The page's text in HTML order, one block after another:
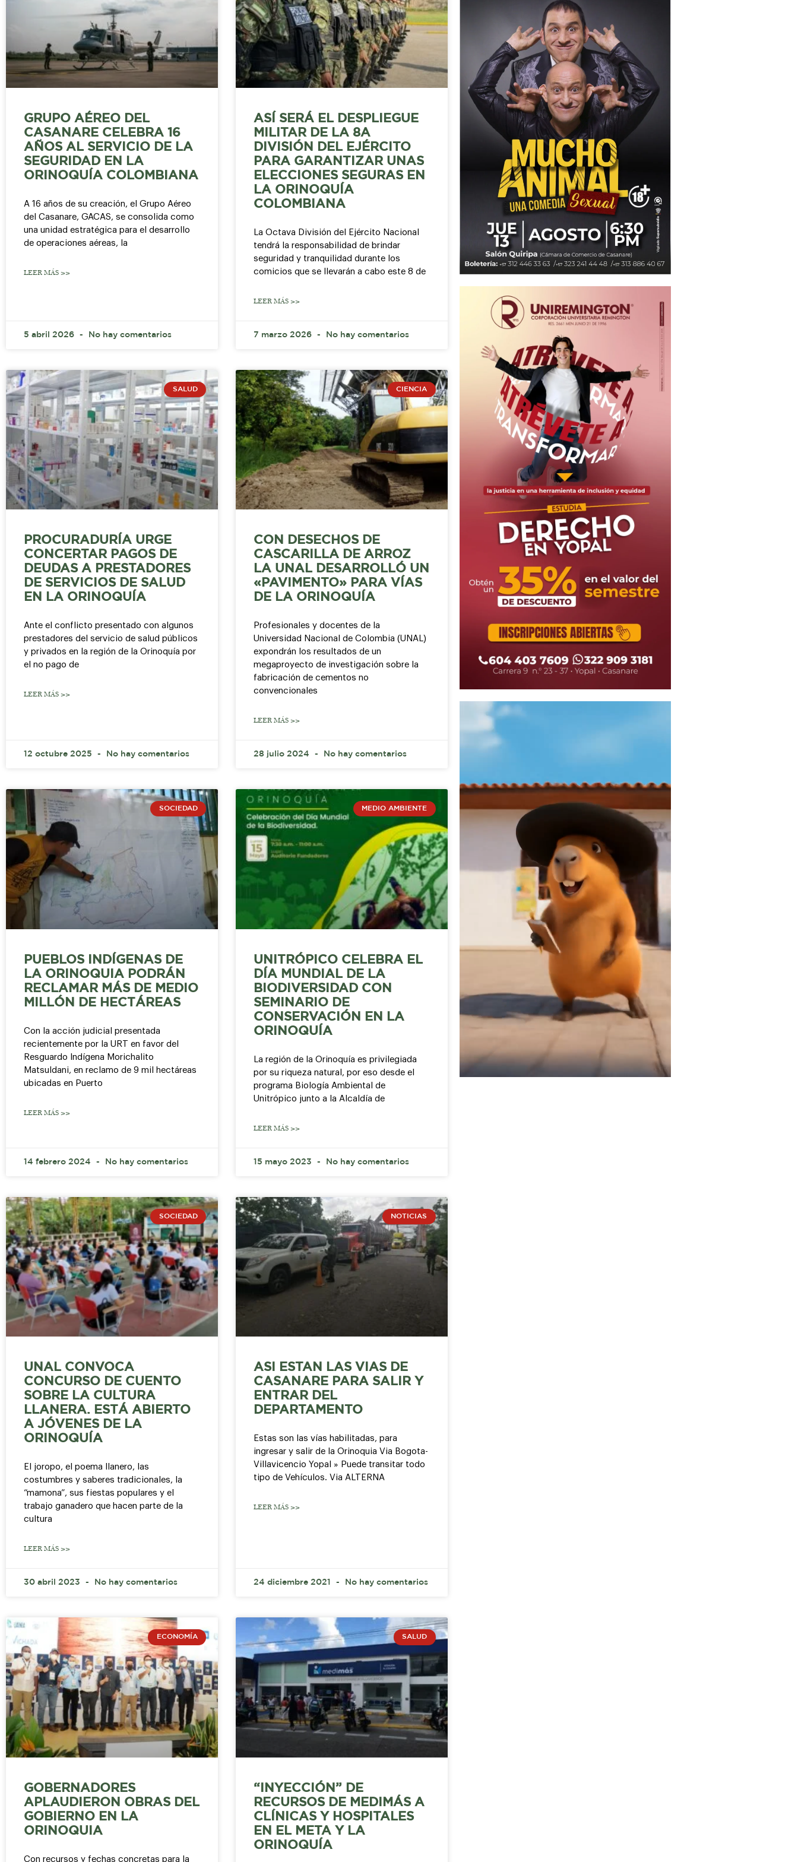
GRUPO AÉREO DEL
CASANARE CELEBRA 16
AÑOS AL SERVICIO DE LA
SEGURIDAD EN LA
ORINOQUÍA COLOMBIANA
A 16 años de su creación, el Grupo Aéreo
del Casanare, GACAS, se consolida como
una unidad estratégica para el desarrollo
de operaciones aéreas, la
LEER MÁS >>
5 abril 2026 No hay comentarios
ASÍ SERÁ EL DESPLIEGUE
MILITAR DE LA 8A
DIVISIÓN DEL EJÉRCITO
PARA GARANTIZAR UNAS
ELECCIONES SEGURAS EN
LA ORINOQUÍA
COLOMBIANA
La Octava División del Ejército Nacional
tendrá la responsabilidad de brindar
seguridad y tranquilidad durante los
comicios que se llevarán a cabo este 8 de
LEER MÁS >>
7 marzo 2026 No hay comentarios
SALUD
PROCURADURÍA URGE
CONCERTAR PAGOS DE
DEUDAS A PRESTADORES
DE SERVICIOS DE SALUD
EN LA ORINOQUÍA
Ante el conflicto presentado con algunos
prestadores del servicio de salud públicos
y privados en la región de la Orinoquía por
el no pago de
LEER MÁS >>
12 octubre 2025 No hay comentarios
CIENCIA
CON DESECHOS DE
CASCARILLA DE ARROZ
LA UNAL DESARROLLÓ UN
«PAVIMENTO» PARA VÍAS
DE LA ORINOQUÍA
Profesionales y docentes de la
Universidad Nacional de Colombia (UNAL)
expondrán los resultados de un
megaproyecto de investigación sobre la
fabricación de cementos no
convencionales
LEER MÁS >>
28 julio 2024 No hay comentarios
SOCIEDAD
PUEBLOS INDÍGENAS DE
LA ORINOQUIA PODRÁN
RECLAMAR MÁS DE MEDIO
MILLÓN DE HECTÁREAS
Con la acción judicial presentada
recientemente por la URT en favor del
Resguardo Indígena Morichalito
Matsuldani, en reclamo de 9 mil hectáreas
ubicadas en Puerto
LEER MÁS >>
14 febrero 2024 No hay comentarios
MEDIO AMBIENTE
UNITRÓPICO CELEBRA EL
DÍA MUNDIAL DE LA
BIODIVERSIDAD CON
SEMINARIO DE
CONSERVACIÓN EN LA
ORINOQUÍA
La región de la Orinoquía es privilegiada
por su riqueza natural, por eso desde el
programa Biología Ambiental de
Unitrópico junto a la Alcaldía de
LEER MÁS >>
15 mayo 2023 No hay comentarios
SOCIEDAD
UNAL CONVOCA
CONCURSO DE CUENTO
SOBRE LA CULTURA
LLANERA. ESTÁ ABIERTO
A JÓVENES DE LA
ORINOQUÍA
El joropo, el poema llanero, las
costumbres y saberes tradicionales, la
“mamona”, sus fiestas populares y el
trabajo ganadero que hacen parte de la
cultura
LEER MÁS >>
30 abril 2023 No hay comentarios
NOTICIAS
ASI ESTAN LAS VIAS DE
CASANARE PARA SALIR Y
ENTRAR DEL
DEPARTAMENTO
Estas son las vías habilitadas, para
ingresar y salir de la Orinoquia Via Bogota-
Villavicencio Yopal » Puede transitar todo
tipo de Vehículos. Via ALTERNA
LEER MÁS >>
24 diciembre 2021 No hay comentarios
ECONOMÍA
GOBERNADORES
APLAUDIERON OBRAS DEL
GOBIERNO EN LA
ORINOQUIA
Con recursos y fechas concretas para la
SALUD
“INYECCIÓN” DE
RECURSOS DE MEDIMÁS A
CLÍNICAS Y HOSPITALES
EN EL META Y LA
ORINOQUÍA